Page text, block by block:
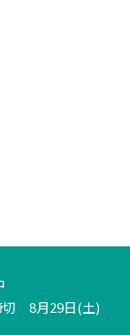
切 8月29日(土)